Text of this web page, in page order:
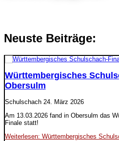
Neuste Beiträge:
Württembergisches
Obersulm
Schulschach 24. März 2026
Am 13.03.2026 fand in Obersulm das
Finale statt!
Weiterlesen: Württembergisches